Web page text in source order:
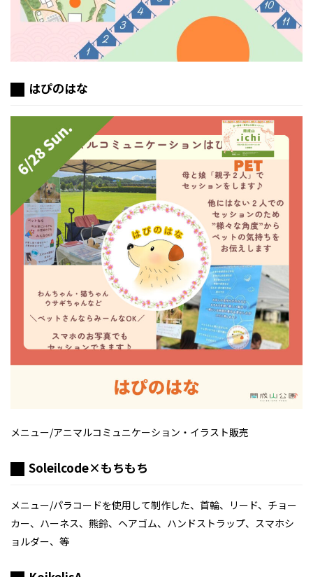
はぴのはな
メニュー/アニマルコミュニケーション・イラスト販売
Soleilcode×もちもち
メニュー/パラコードを使用して制作した、首輪、リード、チョー
カー、ハーネス、熊鈴、ヘアゴム、ハンドストラップ、スマホシ
ョルダー、等